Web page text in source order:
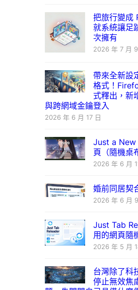
把旅行變成
就系統讓足
次擁有
2026 年 7 月
帶來全新設
格式！
式釋出，新
與跨網域金鑰登入
2026 年 6 月 17 日
Just a New
頁（隨機桌
2026 年 6 月
婚前同居契
2026 年 6 月
Just Tab
用的網頁隨
2026 年 5 月
台灣除了科
停止無效焦